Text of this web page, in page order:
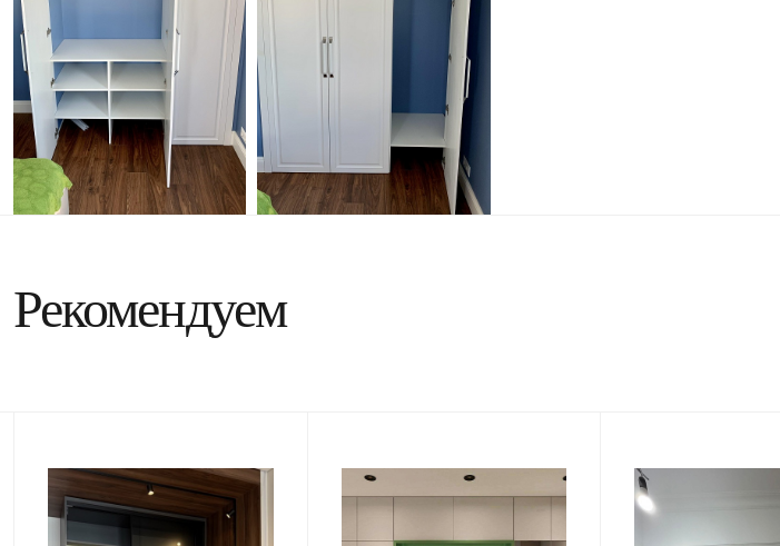
Рекомендуем